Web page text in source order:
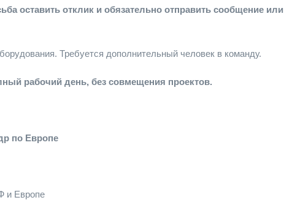
оставить отклик и обязательно отправить сообщение или
Требуется дополнительный человек в команду.
рабочий день, без совмещения проектов.
по Европе
и Европе